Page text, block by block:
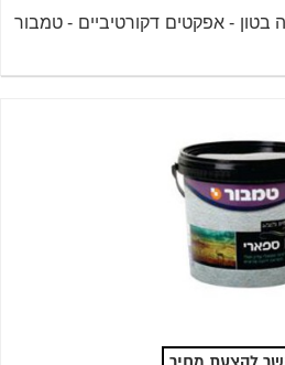
- אפקטים דקורטיביים - טמבור
להצעת מחיר